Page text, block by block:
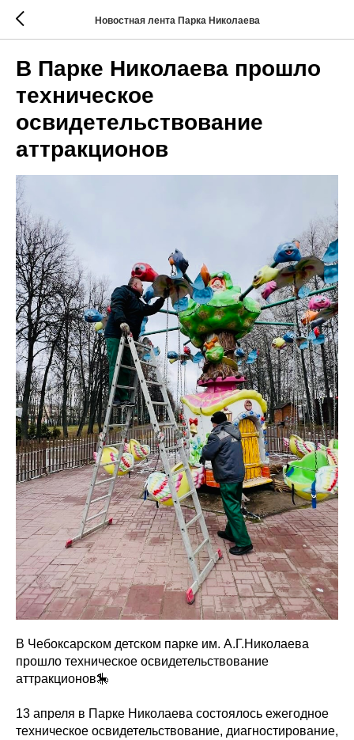
Новостная лента Парка Николаева
В Парке Николаева прошло
техническое
освидетельствование
аттракционов
В Чебоксарском детском парке им. А.Г.Николаева
прошло техническое освидетельствование
аттракционов🎠
13 апреля в Парке Николаева состоялось ежегодное
техническое освидетельствование, диагностирование,